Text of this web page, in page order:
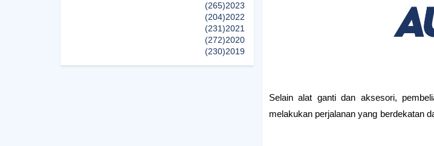
Selain alat ganti dan aksesori,
melakukan perjalanan yang berdekatan
What to Read After Watching The Odyssey:
Kobo’s Reading Guide for Myth-Lovers,
Movie Fans, and Epic Adventure Seekers
إظهار الكل
2023
(265)
2022
(204)
2021
(231)
2020
(272)
2019
(230)